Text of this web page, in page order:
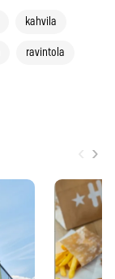
kahvila
ravintola
›